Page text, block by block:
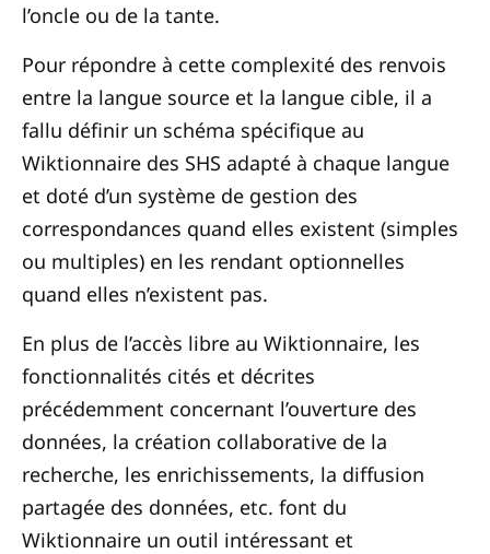
l’oncle ou de la tante.
Pour répondre à cette complexité des renvois
entre la langue source et la langue cible, il a
fallu définir un schéma spécifique au
Wiktionnaire des SHS adapté à chaque langue
et doté d’un système de gestion des
correspondances quand elles existent (simples
ou multiples) en les rendant optionnelles
quand elles n’existent pas.
En plus de l’accès libre au Wiktionnaire, les
fonctionnalités cités et décrites
précédemment concernant l’ouverture des
données, la création collaborative de la
recherche, les enrichissements, la diffusion
partagée des données, etc. font du
Wiktionnaire un outil intéressant et